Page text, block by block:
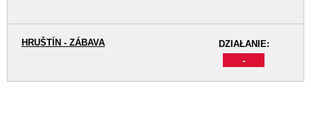
DZIAŁANIE:
-
HRUŠTÍN - ZÁBAVA